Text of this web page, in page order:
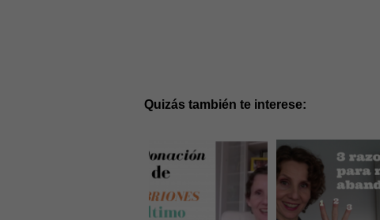
Quizás también te interese: